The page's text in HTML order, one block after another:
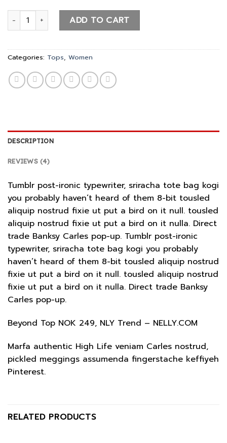
Beyond Top NLY Trend quantity
ADD TO CART
Categories: Tops, Women
DESCRIPTION
REVIEWS (4)
Tumblr post-ironic typewriter, sriracha tote bag kogi
you probably haven’t heard of them 8-bit tousled
aliquip nostrud fixie ut put a bird on it null. tousled
aliquip nostrud fixie ut put a bird on it nulla. Direct
trade Banksy Carles pop-up. Tumblr post-ironic
typewriter, sriracha tote bag kogi you probably
haven’t heard of them 8-bit tousled aliquip nostrud
fixie ut put a bird on it null. tousled aliquip nostrud
fixie ut put a bird on it nulla. Direct trade Banksy
Carles pop-up.
Beyond Top NOK 249, NLY Trend – NELLY.COM
Marfa authentic High Life veniam Carles nostrud,
pickled meggings assumenda fingerstache keffiyeh
Pinterest.
RELATED PRODUCTS